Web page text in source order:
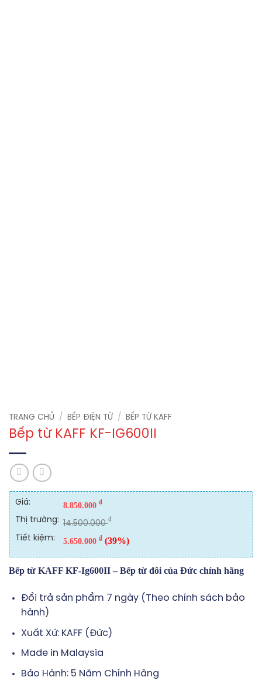
TRANG CHỦ / BẾP ĐIỆN TỪ / BẾP TỪ KAFF
Bếp từ KAFF KF-IG600II
Giá: 8.850.000 ₫
Thị trường: 14.500.000₫
Tiết kiệm: 5.650.000 ₫ (39%)
Bếp từ KAFF KF-Ig600II – Bếp từ đôi của Đức chính hãng
Đổi trả sản phẩm 7 ngày (Theo chính sách bảo
hành)
Xuất Xứ: KAFF (Đức)
Made in Malaysia
Bảo Hành: 5 Năm Chính Hãng